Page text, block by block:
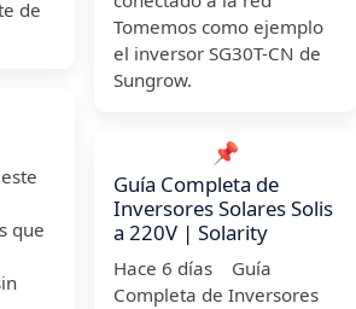
de
que
Tomemos como ejemplo
el inversor SG30T-CN de
Sungrow.
📌
Guía Completa de
Inversores Solares Solis
a 220V | Solarity
Hace 6 días Guía
Completa de Inversores